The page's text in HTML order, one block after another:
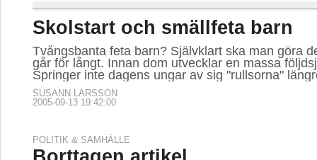
Skolstart och smällfeta barn
Tvångsbanta feta barn? Självklart ska man göra
går för långt. Innan dom utvecklar en massa
Springer inte dagens ungar av sig "rullsorna"
SUSANN LARSSON
2005-09-13 19:42:00
POLITIK & SAMHÄLLE